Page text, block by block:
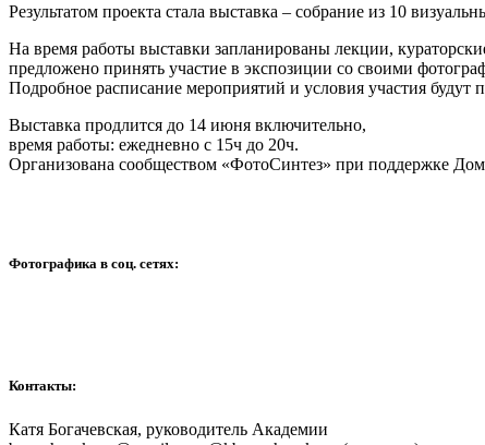
Результатом проекта стала выставка – собрание из 10
На время работы выставки запланированы лекции,
предложено принять участие в экспозиции со своими
Подробное расписание мероприятий и условия участия будут
Выставка продлится до 14 июня включительно,
время работы: ежедневно с 15ч до 20ч.
Организована сообществом «ФотоСинтез» при поддержке
Фотографика в соц. сетях:
Контакты:
Катя Богачевская, руководитель Академии